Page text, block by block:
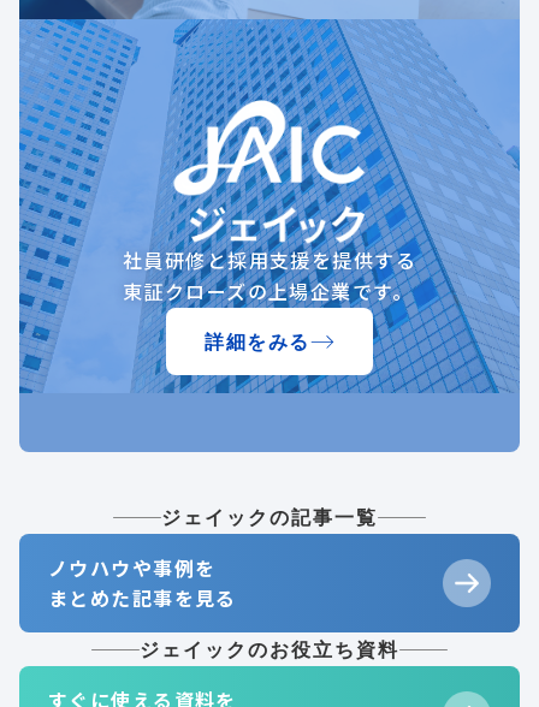
社員研修と採用支援を提供する
東証クローズの上場企業です。
詳細をみる
ジェイックの記事一覧
ノウハウや事例を
まとめた記事を見る
ジェイックのお役立ち資料
すぐに使える資料を